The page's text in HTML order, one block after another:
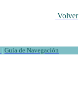
Volver
| Guía de Navegación